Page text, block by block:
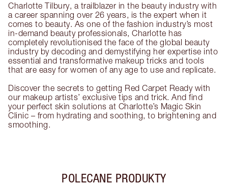
Charlotte Tilbury, a trailblazer in the beauty industry with
a career spanning over 26 years, is the expert when it
comes to beauty. As one of the fashion industry’s most
in-demand beauty professionals, Charlotte has
completely revolutionised the face of the global beauty
industry by decoding and demystifying her expertise into
essential and transformative makeup tricks and tools
that are easy for women of any age to use and replicate.
Discover the secrets to getting Red Carpet Ready with
our makeup artists’ exclusive tips and trick. And find
your perfect skin solutions at Charlotte’s Magic Skin
Clinic – from hydrating and soothing, to brightening and
smoothing.
POLECANE PRODUKTY